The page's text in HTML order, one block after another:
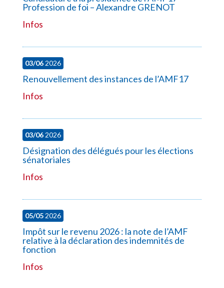
Profession de foi – Alexandre GRENOT
Infos
03/062026
Renouvellement des instances de l’AMF17
Infos
03/062026
Désignation des délégués pour les élections
sénatoriales
Infos
05/052026
Impôt sur le revenu 2026 : la note de l’AMF
relative à la déclaration des indemnités de
fonction
Infos